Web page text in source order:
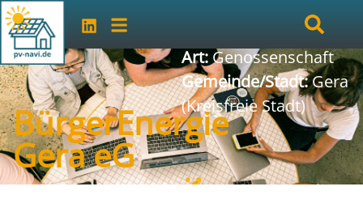
BürgerEnergie
Gera eG
Art: Genossenschaft
Gemeinde/Stadt:Gera
(Kreisfreie Stadt)